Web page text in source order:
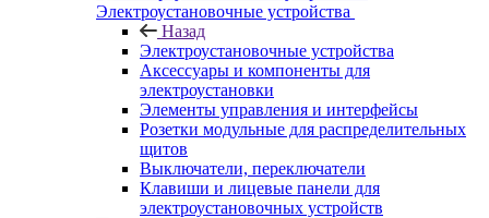
Электроустановочные устройства
Назад
Электроустановочные устройства
Аксессуары и компоненты для
электроустановки
Элементы управления и интерфейсы
Розетки модульные для распределительных
щитов
Выключатели, переключатели
Клавиши и лицевые панели для
электроустановочных устройств